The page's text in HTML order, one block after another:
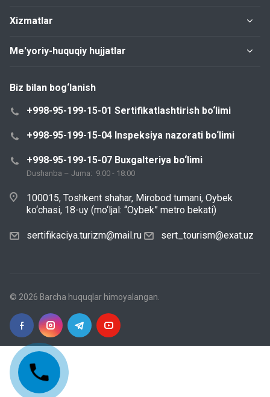
Xizmatlar
Me'yoriy-huquqiy hujjatlar
Biz bilan bog‘lanish
+998-95-199-15-01 Sertifikatlashtirish bo‘limi
+998-95-199-15-04 Inspeksiya nazorati bo‘limi
+998-95-199-15-07 Buxgalteriya bo‘limi
Dushanba – Juma: 9:00 - 18:00
100015, Toshkent shahar, Mirobod tumani, Oybek
ko‘chasi, 18-uy (mo‘ljal: “Oybek” metro bekati)
sertifikaciya.turizm@mail.ru sert_tourism@exat.uz
© 2026 Barcha huquqlar himoyalangan.